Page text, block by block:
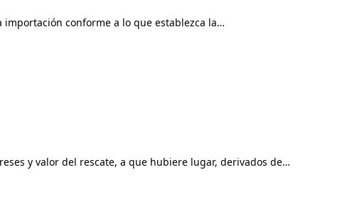
conforme a lo que establezca la…
y valor del rescate, a que hubiere lugar, derivados de…